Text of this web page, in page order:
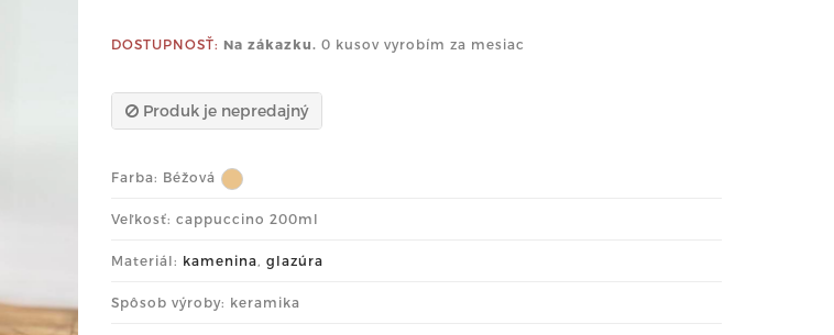
DOSTUPNOSŤ: Na zákazku. 0 kusov vyrobím za mesiac
Produk je nepredajný
Farba: Béžová
Veľkosť: cappuccino 200ml
Materiál: kamenina, glazúra
Spôsob výroby: keramika